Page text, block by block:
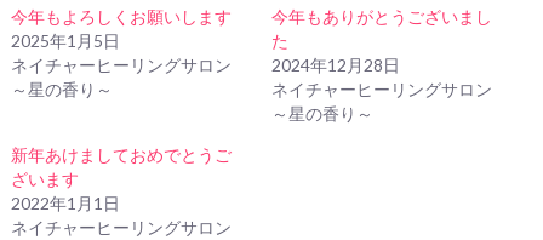
今年もよろしくお願いします
2025年1月5日
ネイチャーヒーリングサロン
～星の香り～
今年もありがとうございまし
た
2024年12月28日
ネイチャーヒーリングサロン
～星の香り～
新年あけましておめでとうご
ざいます
2022年1月1日
ネイチャーヒーリングサロン